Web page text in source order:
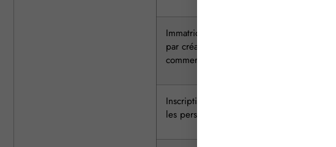
Immatriculation principale
par création de sociétés
commerciales
Inscription modificative pour
les personnes physiques